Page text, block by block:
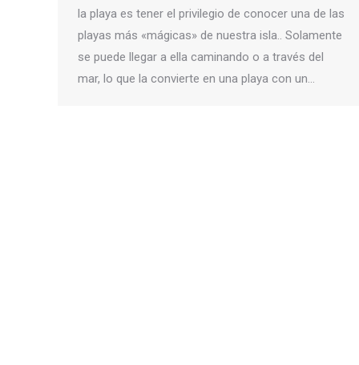
la playa es tener el privilegio de conocer una de las
playas más «mágicas» de nuestra isla.. Solamente
se puede llegar a ella caminando o a través del
mar, lo que la convierte en una playa con un…